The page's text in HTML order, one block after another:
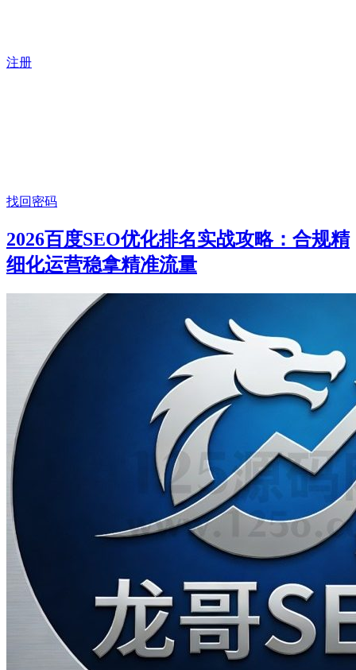
注册
找回密码
2026百度SEO优化排名实战攻略：合规精
细化运营稳拿精准流量